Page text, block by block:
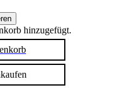
hinzugefügt.